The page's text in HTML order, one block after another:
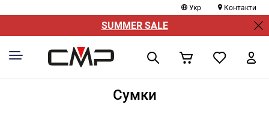
Укр Контакти
SUMMER SALE
Сумки